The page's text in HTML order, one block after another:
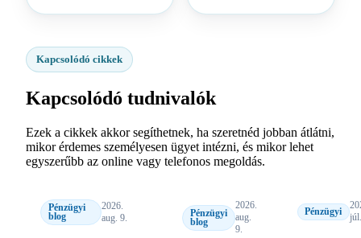
Kapcsolódó cikkek
Kapcsolódó tudnivalók
Ezek a cikkek akkor segíthetnek, ha szeretnéd jobban átlátni,
mikor érdemes személyesen ügyet intézni, és mikor lehet
egyszerűbb az online vagy telefonos megoldás.
Pénzügyi
blog
2026.
aug. 9.
Pénzügyi
blog
2026.
aug.
9.
Pénzügyi